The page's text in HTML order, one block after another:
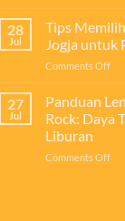
–
Tour
28
Jul
Tips
Jogja untuk
Comments Offon
27
Jul
Panduan
Rock: Daya
Liburan
Comments Offon